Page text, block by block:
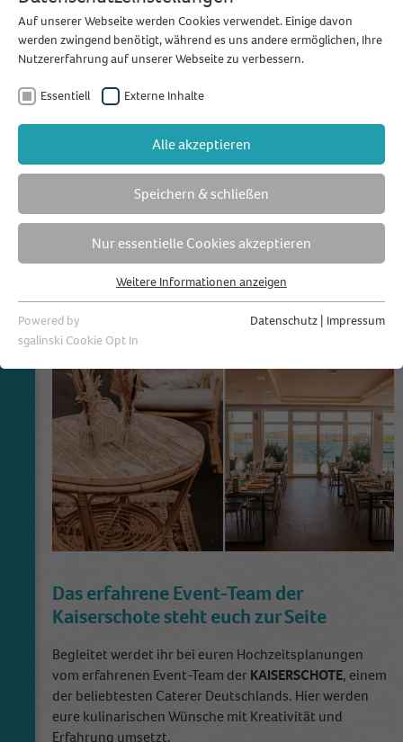
feiern.
Das erfahrene Event-Team der
Kaiserschote steht euch zur Seite
Begleitet werdet ihr bei euren Hochzeitsplanungen
vom erfahrenen Event-Team der KAISERSCHOTE, einem
der beliebtesten Caterer Deutschlands. Hier werden
eure kulinarischen Wünsche mit Kreativität und
Erfahrung umsetzt.
Auf unserer Webseite werden Cookies verwendet. Einige davon
werden zwingend benötigt, während es uns andere ermöglichen, Ihre
Nutzererfahrung auf unserer Webseite zu verbessern.
Essentiell Externe Inhalte
Alle akzeptieren
Speichern & schließen
Nur essentielle Cookies akzeptieren
Essentielle Cookies werden für grundlegende Funktionen der
Webseite benötigt. Dadurch ist gewährleistet, dass die Webseite
fihefavs
Anbieter Frau Immer Herr Ewig
11 Monate
Zweck
Ist nötig um die Grundfunktion (Favoriten
speichern) zu bedienen.
Name _ga
Anbieter Google Analytics
Laufzeit 2 Jahre
This cookie is installed by Google Analytics.
The cookie is used to calculate visitor,
Cookie-Informationen anzeigen
Externe Inhalte
Wir verwenden auf unserer Website externe Inhalte, um Ihnen
zusätzliche Informationen anzubieten.
Weitere Informationen anzeigen
Powered by
sgalinski Cookie Opt In
Datenschutz | Impressum